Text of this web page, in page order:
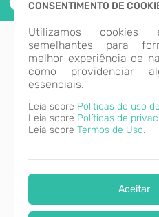
CONSENTIMENTO DE
Utilizamos cookies
semelhantes para
melhor experiência de
como providenciar
essenciais.
Leia sobre Políticas de uso
Leia sobre Políticas de
Leia sobre Termos de Uso.
Aceitar